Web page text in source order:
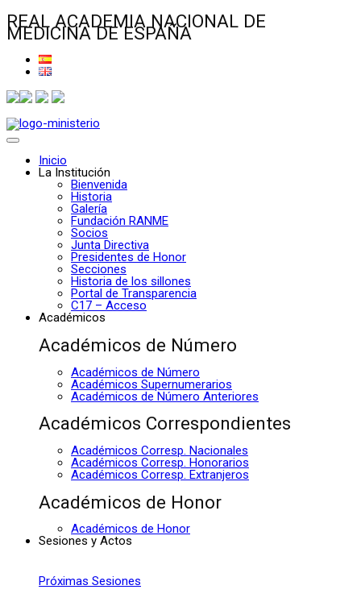
REAL ACADEMIA NACIONAL DE
MEDICINA DE ESPAÑA
Inicio
La Institución
Bienvenida
Historia
Galería
Fundación RANME
Socios
Junta Directiva
Presidentes de Honor
Secciones
Historia de los sillones
Portal de Transparencia
C17 – Acceso
Académicos
Académicos de Número
Académicos de Número
Académicos Supernumerarios
Académicos de Número Anteriores
Académicos Correspondientes
Académicos Corresp. Nacionales
Académicos Corresp. Honorarios
Académicos Corresp. Extranjeros
Académicos de Honor
Académicos de Honor
Sesiones y Actos
Próximas Sesiones